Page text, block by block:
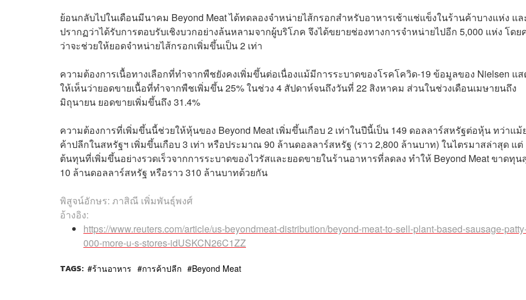
ย้อนกลับไปในเดือนมีนาคม Beyond Meat ได้ทดลองจำหน่ายไส้กรอกสำหรับอาหารเช้าแช่แข็งในร้านค้าบางแห่ง แล
ปรากฏว่าได้รับการตอบรับเชิงบวกอย่างล้นหลามจากผู้บริโภค จึงได้ขยายช่องทางการจำหน่ายไปอีก 5,000 แห่ง โดย
ว่าจะช่วยให้ยอดจำหน่ายไส้กรอกเพิ่มขึ้นเป็น 2 เท่า
ความต้องการเนื้อทางเลือกที่ทำจากพืชยังคงเพิ่มขึ้นต่อเนื่องแม้มีการระบาดของโรคโควิด-19 ข้อมูลของ Nielsen แส
ให้เห็นว่ายอดขายเนื้อที่ทำจากพืชเพิ่มขึ้น 25% ในช่วง 4 สัปดาห์จนถึงวันที่ 22 สิงหาคม ส่วนในช่วงเดือนเมษายนถึง
มิถุนายน ยอดขายเพิ่มขึ้นถึง 31.4%
ความต้องการที่เพิ่มขึ้นนี้ช่วยให้หุ้นของ Beyond Meat เพิ่มขึ้นเกือบ 2 เท่าในปีนี้เป็น 149 ดอลลาร์สหรัฐต่อหุ้น ทว่าแม้
ค้าปลีกในสหรัฐฯ เพิ่มขึ้นเกือบ 3 เท่า หรือประมาณ 90 ล้านดอลลาร์สหรัฐ (ราว 2,800 ล้านบาท) ในไตรมาสล่าสุด แต่
ต้นทุนที่เพิ่มขึ้นอย่างรวดเร็วจากการระบาดของไวรัสและยอดขายในร้านอาหารที่ลดลง ทำให้ Beyond Meat ขาดทุน
10 ล้านดอลลาร์สหรัฐ หรือราว 310 ล้านบาทด้วยกัน
พิสูจน์อักษร: ภาสิณี เพิ่มพันธุ์พงศ์
อ้างอิง:
https://www.reuters.com/article/us-beyondmeat-distribution/beyond-meat-to-sell-plant-based-sausage-
000-more-u-s-stores-idUSKCN26C1ZZ
TAGS: ร้านอาหาร การค้าปลีก Beyond Meat